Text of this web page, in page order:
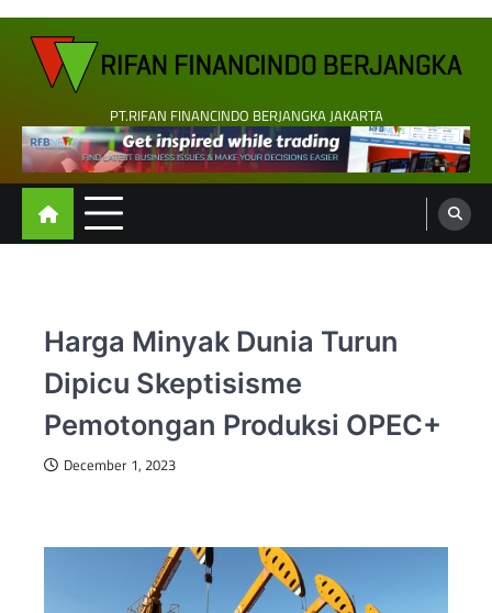
Skip
content
PT.RIFAN FINANCINDO BERJANGKA JAKARTA
Harga Minyak Dunia Turun
Dipicu Skeptisisme
Pemotongan Produksi OPEC+
December 1, 2023